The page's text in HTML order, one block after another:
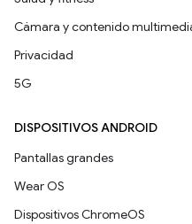
Cámara y contenido
Privacidad
5G
DISPOSITIVOS ANDROID
Pantallas grandes
Wear OS
Dispositivos ChromeOS